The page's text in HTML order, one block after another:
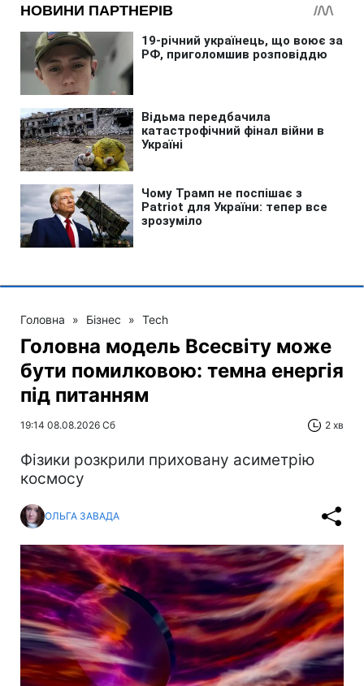
Головна » Бізнес » Tech
Головна модель Всесвіту може
бути помилковою: темна енергія
під питанням
19:14 08.08.2026 Сб 2 хв
Фізики розкрили приховану асиметрію
космосу
ОЛЬГА ЗАВАДА